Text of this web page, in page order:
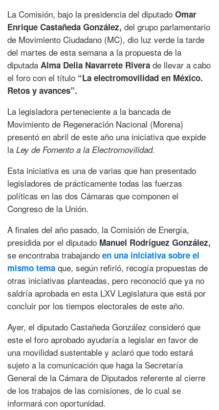
La Comisión, bajo la presidencia del diputado Omar
Enrique Castañeda González, del grupo parlamentario
de Movimiento Ciudadano (MC), dio luz verde la tarde
del martes de esta semana a la propuesta de la
diputada Alma Delia Navarrete Rivera de llevar a cabo
el foro con el título “La electromovilidad en México.
Retos y avances”.
La legisladora perteneciente a la bancada de
Movimiento de Regeneración Nacional (Morena)
presentó en abril de este año una iniciativa que expide
la Ley de Fomento a la Electromovilidad.
Esta iniciativa es una de varias que han presentado
legisladores de prácticamente todas las fuerzas
políticas en las dos Cámaras que componen el
Congreso de la Unión.
A finales del año pasado, la Comisión de Energía,
presidida por el diputado Manuel Rodríguez González,
se encontraba trabajando en una iniciativa sobre el
mismo tema que, según refirió, recogía propuestas de
otras iniciativas planteadas, pero reconoció que ya no
saldría aprobada en esta LXV Legislatura que está por
concluir por los tiempos electorales de este año.
Ayer, el diputado Castañeda González consideró que
este el foro aprobado ayudaría a legislar en favor de
una movilidad sustentable y aclaró que todo estará
sujeto a la comunicación que haga la Secretaría
General de la Cámara de Diputados referente al cierre
de los trabajos de las comisiones, de lo cual se
informará con oportunidad.